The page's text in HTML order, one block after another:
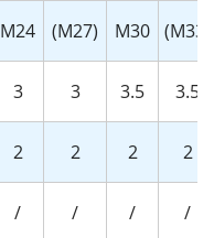
М24 (М27) М30 (М33)
3 3 3.5
3.5
2 2 2
2
/ / /
/